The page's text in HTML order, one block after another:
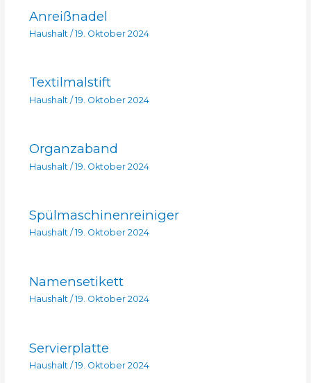
Anreißnadel
Haushalt/ 19. Oktober 2024
Textilmalstift
Haushalt / 19. Oktober 2024
Organzaband
Haushalt /19. Oktober 2024
Spülmaschinenreiniger
Haushalt/ 19. Oktober 2024
Namensetikett
Haushalt/ 19. Oktober 2024
Servierplatte
Haushalt/ 19. Oktober 2024